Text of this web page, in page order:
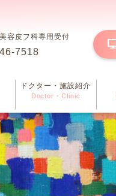
容皮フ科専用受付
7518
ドクター・施設紹介
Doctor・Clinic